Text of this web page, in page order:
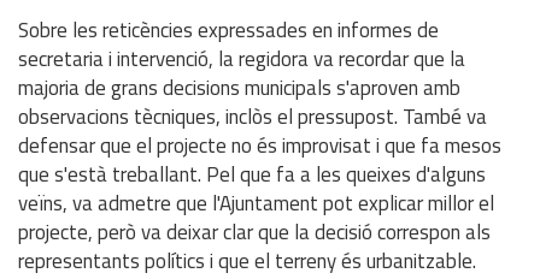
Sobre les reticències expressades en informes de
secretaria i intervenció, la regidora va recordar que la
majoria de grans decisions municipals s'aproven amb
observacions tècniques, inclòs el pressupost. També va
defensar que el projecte no és improvisat i que fa mesos
que s'està treballant. Pel que fa a les queixes d'alguns
veïns, va admetre que l'Ajuntament pot explicar millor el
projecte, però va deixar clar que la decisió correspon als
representants polítics i que el terreny és urbanitzable.